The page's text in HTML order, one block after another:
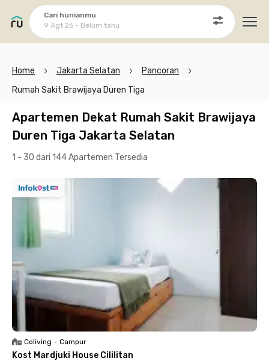
Cari hunianmu
9 Agt 26 - Belum tahu
Home Jakarta Selatan
Pancoran
Rumah Sakit Brawijaya Duren Tiga
Apartemen Dekat Rumah Sakit Brawijaya
Duren Tiga Jakarta Selatan
1 - 30 dari 144 Apartemen Tersedia
Coliving • Campur
Kost Mardjuki House Cililitan